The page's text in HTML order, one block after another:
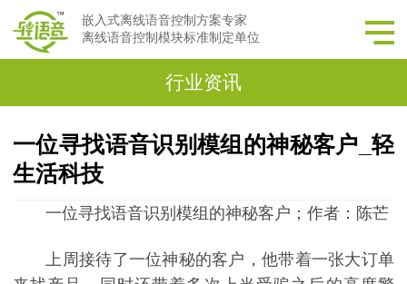
嵌入式离线语音控制方案专家
离线语音控制模块标准制定单位
行业资讯
一位寻找语音识别模组的神秘客户_轻
生活科技
一位寻找语音识别模组的神秘客户；作者：陈芒
上周接待了一位神秘的客户，他带着一张大订单